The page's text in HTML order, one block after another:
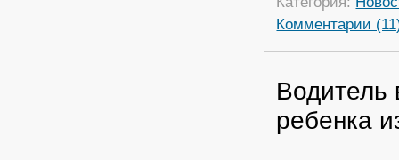
Комментарии
Водитель
ребенка